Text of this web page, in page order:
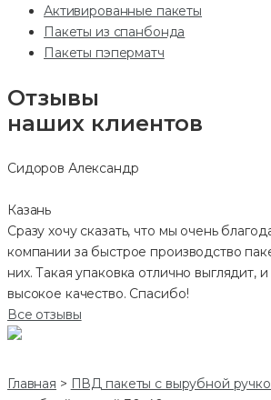
Активированные пакеты
Пакеты из спанбонда
Пакеты пэперматч
Отзывы
наших клиентов
Сидоров Александр
Казань
Сразу хочу сказать, что мы очень
компании за быстрое производство
них. Такая упаковка отлично выглядит,
высокое качество. Спасибо!
Все отзывы
Главная > ПВД пакеты с вырубной